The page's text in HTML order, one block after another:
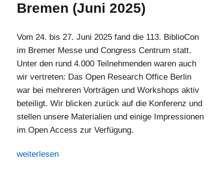
Bremen (Juni 2025)
Vom 24. bis 27. Juni 2025 fand die 113. BiblioCon
im Bremer Messe und Congress Centrum statt.
Unter den rund 4.000 Teilnehmenden waren auch
wir vertreten: Das Open Research Office Berlin
war bei mehreren Vorträgen und Workshops aktiv
beteiligt. Wir blicken zurück auf die Konferenz und
stellen unsere Materialien und einige Impressionen
im Open Access zur Verfügung.
„Das Open Research Office Berlin auf der BiblioCon in
weiterlesen